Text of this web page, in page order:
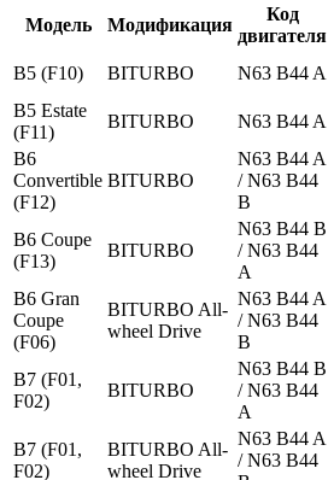
Модель
Модификация
Код
двигателя
B5 (F10)
BITURBO N63 B44 A
B5 Estate
(F11)
BITURBO N63 B44 A
B6
Convertible
(F12)
BITURBO
N63 B44 A
/ N63 B44
B
B6 Coupe
(F13)
BITURBO
N63 B44 B
/ N63 B44
A
B6 Gran
Coupe
(F06)
BITURBO All-
wheel Drive
N63 B44 A
/ N63 B44
B
B7 (F01,
F02)
BITURBO
N63 B44 B
/ N63 B44
A
B7 (F01,
F02)
BITURBO All-
wheel Drive
N63 B44 A
/ N63 B44